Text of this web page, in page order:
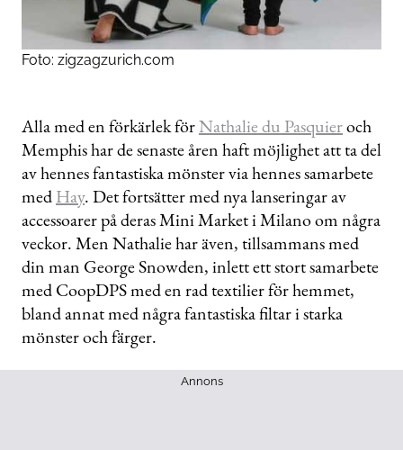
Foto: zigzagzurich.com
Alla med en förkärlek förNathalie du Pasquieroch
Memphis har de senaste åren haft möjlighet att ta del
av hennes fantastiska mönster via hennes samarbete
medHay. Det fortsätter med nya lanseringar av
accessoarer på deras Mini Market i Milano om några
veckor. Men Nathalie har även, tillsammans med
din man George Snowden, inlett ett stort samarbete
med CoopDPS med en rad textilier för hemmet,
bland annat med några fantastiska filtar i starka
mönster och färger.
Annons